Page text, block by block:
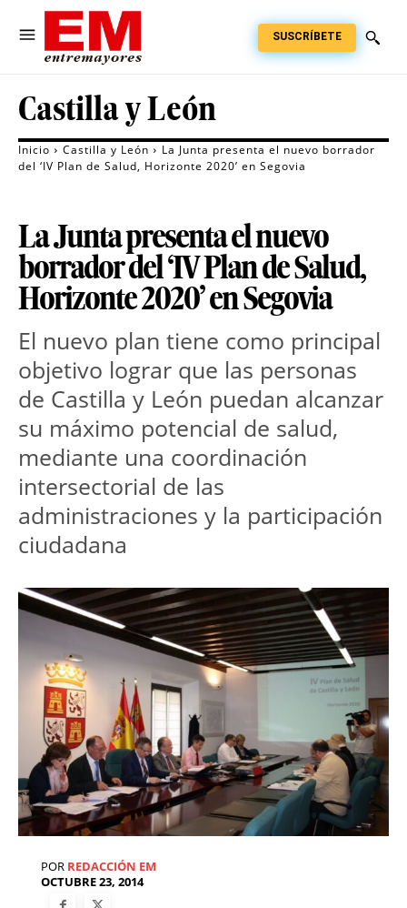
SUSCRÍBETE
Castilla y León
Inicio Castilla y León
La Junta presenta el nuevo borrador
del ‘IV Plan de Salud, Horizonte 2020’ en Segovia
La Junta presenta el nuevo
borrador del ‘IV Plan de Salud,
Horizonte 2020’ en Segovia
El nuevo plan tiene como principal
objetivo lograr que las personas
de Castilla y León puedan alcanzar
su máximo potencial de salud,
mediante una coordinación
intersectorial de las
administraciones y la participación
ciudadana
POR REDACCIÓN EM
OCTUBRE 23, 2014